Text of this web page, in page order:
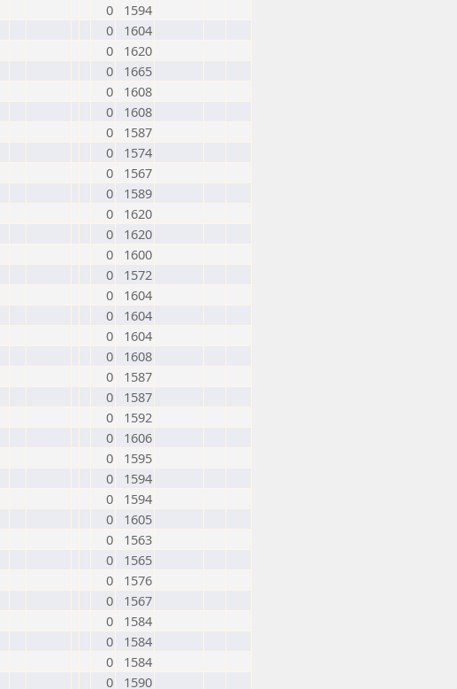
0
1594
0
1604
0
1620
0
1665
0
1608
0
1608
0
1587
0
1574
0
1567
0
1589
0
1620
0
1620
0
1600
0
1572
0
1604
0
1604
0
1604
0
1608
0
1587
0
1587
0
1592
0
1606
0
1595
0
1594
0
1594
0
1605
0
1563
0
1565
0
1576
0
1567
0
1584
0
1584
0
1584
0
1590